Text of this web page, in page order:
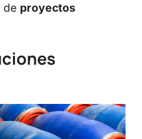
de proyectos